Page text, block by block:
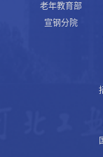
老年教育部
宣钢分院